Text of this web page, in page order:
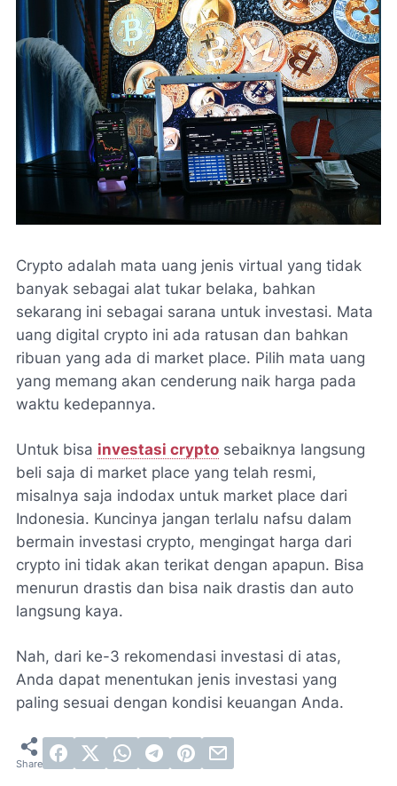
Crypto adalah mata uang jenis virtual yang tidak
banyak sebagai alat tukar belaka, bahkan
sekarang ini sebagai sarana untuk investasi. Mata
uang digital crypto ini ada ratusan dan bahkan
ribuan yang ada di market place. Pilih mata uang
yang memang akan cenderung naik harga pada
waktu kedepannya.
Untuk bisa investasi crypto sebaiknya langsung
beli saja di market place yang telah resmi,
misalnya saja indodax untuk market place dari
Indonesia. Kuncinya jangan terlalu nafsu dalam
bermain investasi crypto, mengingat harga dari
crypto ini tidak akan terikat dengan apapun. Bisa
menurun drastis dan bisa naik drastis dan auto
langsung kaya.
Nah, dari ke-3 rekomendasi investasi di atas,
Anda dapat menentukan jenis investasi yang
paling sesuai dengan kondisi keuangan Anda.